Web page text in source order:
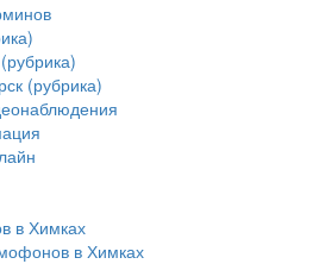
(рубрика)
в Химках
в Химках